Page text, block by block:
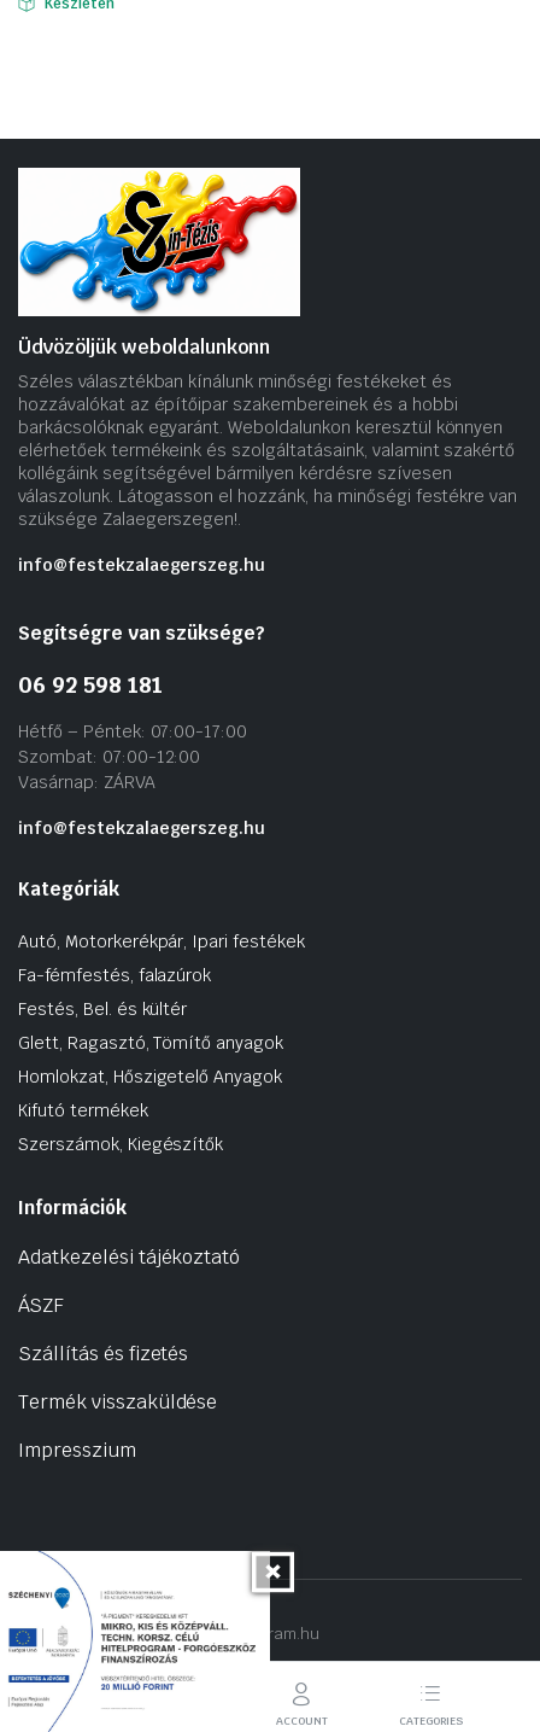
Üdvözöljük weboldalunkonn
Széles választékban kínálunk minőségi festékeket és
hozzávalókat az építőipar szakembereinek és a hobbi
barkácsolóknak egyaránt. Weboldalunkon keresztül könnyen
elérhetőek termékeink és szolgáltatásaink, valamint szakértő
kollégáink segítségével bármilyen kérdésre szívesen
válaszolunk. Látogasson el hozzánk, ha minőségi festékre van
szüksége Zalaegerszegen!.
info@festekzalaegerszeg.hu
Segítségre van szüksége?
06 92 598 181
Hétfő – Péntek: 07:00-17:00
Szombat: 07:00-12:00
Vasárnap: ZÁRVA
info@festekzalaegerszeg.hu
Kategóriák
Autó, Motorkerékpár, Ipari festékek
Fa-fémfestés, falazúrok
Festés, Bel. és kültér
Glett, Ragasztó, Tömítő anyagok
Homlokzat, Hőszigetelő Anyagok
Kifutó termékek
Szerszámok, Kiegészítők
Információk
Adatkezelési tájékoztató
ÁSZF
Szállítás és fizetés
Termék visszaküldése
Impresszium
Copyright 2022 © hogyantalaljanakram.hu
STORE ACCOUNT CATEGORIES